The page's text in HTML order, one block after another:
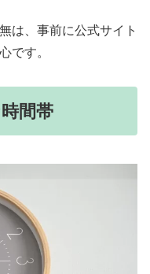
は、事前に公式サイト
です。
間帯